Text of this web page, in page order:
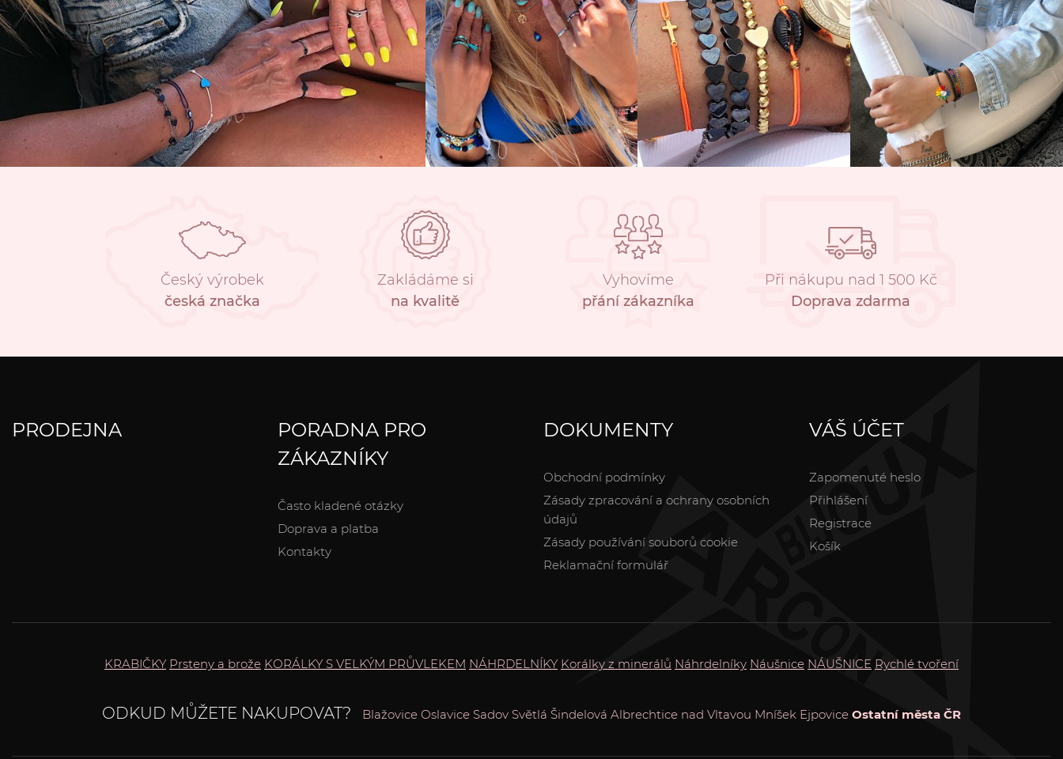
Český výrobek
česká značka
Zakládáme si
na kvalitě
Vyhovíme
přání zákazníka
Při nákupu nad 1 500 Kč
Doprava zdarma
PRODEJNA
PORADNA PRO
ZÁKAZNÍKY
Často kladené otázky
Doprava a platba
Kontakty
DOKUMENTY
Obchodní podmínky
Zásady zpracování a ochrany osobních
údajů
Zásady používání souborů cookie
Reklamační formulář
VÁŠ ÚČET
Zapomenuté heslo
Přihlášení
Registrace
Košík
KRABIČKY Prsteny a brože KORÁLKY S VELKÝM PRŮVLEKEM NÁHRDELNÍKY Korálky z minerálů Náhrdelníky Náušnice NÁUŠNICE Rychlé tvoření
ODKUD MŮŽETE NAKUPOVAT? Blažovice Oslavice Sadov Světlá Šindelová Albrechtice nad Vltavou Mníšek Ejpovice Ostatní města ČR